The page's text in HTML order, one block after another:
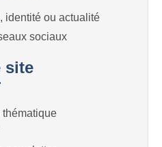
identité ou actualité
sociaux
site